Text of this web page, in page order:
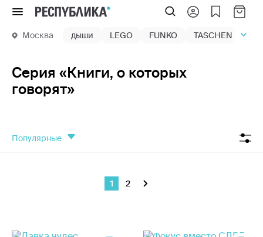
Меню
Москва дыши LEGO FUNKO TASCHEN
Серия «Книги, о которых
говорят»
популярные
1 2